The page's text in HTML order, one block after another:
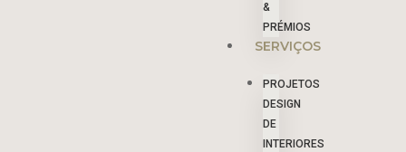
&
PRÉMIOS
SERVIÇOS
PROJETOS
DESIGN
DE
INTERIORES